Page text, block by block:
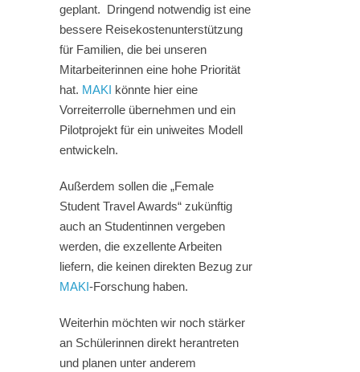
geplant. Dringend notwendig ist eine
bessere Reisekostenunterstützung
für Familien, die bei unseren
Mitarbeiterinnen eine hohe Priorität
hat. MAKI könnte hier eine
Vorreiterrolle übernehmen und ein
Pilotprojekt für ein uniweites Modell
entwickeln.
Außerdem sollen die „Female
Student Travel Awards“ zukünftig
auch an Studentinnen vergeben
werden, die exzellente Arbeiten
liefern, die keinen direkten Bezug zur
MAKI-Forschung haben.
Weiterhin möchten wir noch stärker
an Schülerinnen direkt herantreten
und planen unter anderem